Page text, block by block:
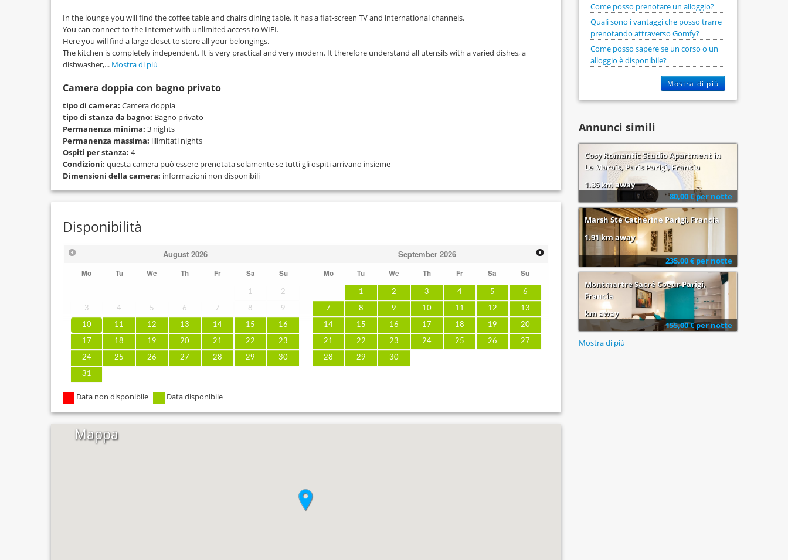
In the lounge you will find the coffee table and chairs dining table. It has a flat-screen TV and international channels.
You can connect to the Internet with unlimited access to WIFI.
Here you will find a large closet to store all your belongings.
The kitchen is completely independent. It is very practical and very modern. It therefore understand all utensils with a varied dishes, a
dishwasher,... Mostra di più
Camera doppia con bagno privato
tipo di camera: Camera doppia
tipo di stanza da bagno: Bagno privato
Permanenza minima: 3 nights
Permanenza massima: illimitati nights
Ospiti per stanza: 4
Condizioni: questa camera può essere prenotata solamente se tutti gli ospiti arrivano insieme
Dimensioni della camera: informazioni non disponibili
Disponibilità
August 2026
Mo Tu We Th Fr Sa Su
1 2
3 4 5 6 7 8 9
10 11 12 13 14 15 16
17 18 19 20 21 22 23
24 25 26 27 28 29 30
31
September 2026
Mo Tu We Th Fr Sa Su
1 2 3 4 5 6
7 8 9 10 11 12 13
14 15 16 17 18 19 20
21 22 23 24 25 26 27
28 29 30
Data non disponibile Data disponibile
Mappa
Come posso prenotare un alloggio?
Quali sono i vantaggi che posso trarre
prenotando attraverso Gomfy?
Come posso sapere se un corso o un
alloggio è disponibile?
Mostra di più
Annunci simili
Cosy Romantic Studio Apartment in
Le Marais, Paris Parigi, Francia
1.86 km away
80,00 € per notte
Marsh Ste Catherine Parigi, Francia
1.91 km away
235,00 € per notte
Montmartre Sacré Coeur Parigi,
Francia
km away
155,00 € per notte
Mostra di più